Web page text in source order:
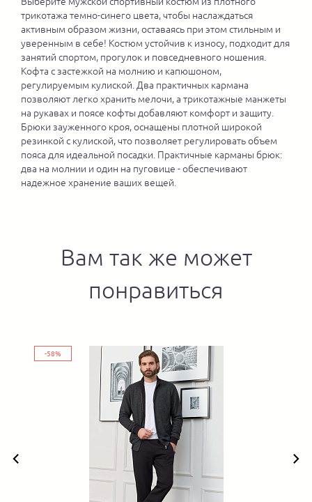
трикотажа темно-синего цвета, чтобы наслаждаться
активным образом жизни, оставаясь при этом стильным и
уверенным в себе! Костюм устойчив к износу, подходит для
занятий спортом, прогулок и повседневного ношения.
Кофта с застежкой на молнию и капюшоном,
регулируемым кулиской. Два практичных кармана
позволяют легко хранить мелочи, а трикотажные манжеты
на рукавах и поясе кофты добавляют комфорт и защиту.
Брюки зауженного кроя, оснащены плотной широкой
резинкой с кулиской, что позволяет регулировать объем
пояса для идеальной посадки. Практичные карманы брюк:
два на молнии и один на пуговице - обеспечивают
надежное хранение ваших вещей.
Вам так же может
понравиться
-58%